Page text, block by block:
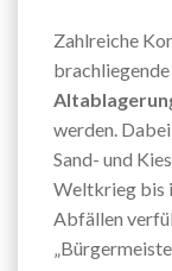
Zahlreiche
werden.
Sand- und
Weltkrieg bis
Abfällen